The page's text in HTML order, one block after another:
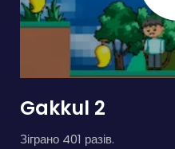
Gakkul 2
Зіграно 401 разів.